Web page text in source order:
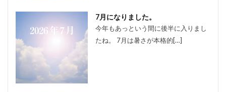
7月になりました。
今年もあっという間に後半に入りまし
たね。 7月は暑さが本格的[…]